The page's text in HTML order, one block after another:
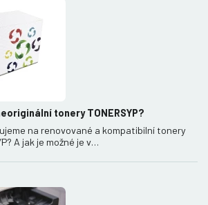
tonery TONERSYP?
na renovované a kompatibilní tonery
A jak je možné je v…